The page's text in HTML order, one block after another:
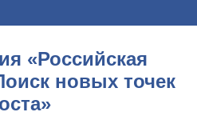
«Российская
новых точек